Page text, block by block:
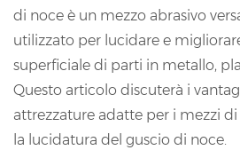
di noce è un mezzo abrasivo
utilizzato per lucidare e
superficiale di parti in metallo,
Questo articolo discuterà i
attrezzature adatte per i mezzi
la lucidatura del guscio di noce.